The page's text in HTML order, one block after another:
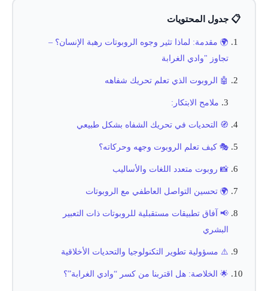
📋 جدول المحتويات
🌍 مقدمة: لماذا تثير وجوه الروبوتات رهبة الإنسان؟ –
تجاوز "وادي الغرابة
🤖 الروبوت الذي تعلم تحريك شفاهه
ملامح الابتكار:
🧭 التحديات في تحريك الشفاه بشكل طبيعي
🎭 كيف تعلم الروبوت وجهه وحركاته؟
📸 روبوت متعدد اللغات والأساليب
🌍 تحسين التواصل العاطفي مع الروبوتات
📢 آفاق تطبيقات مستقبلية للروبوتات ذات التعبير
البشري
⚠️ مسؤولية تطوير التكنولوجيا والتحديات الأخلاقية
🌟 الخلاصة: هل اقتربنا من كسر “وادي الغرابة”؟